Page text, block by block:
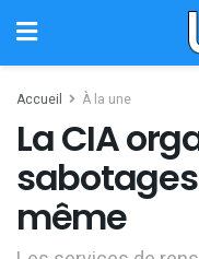
Accueil À la une
La CIA
même